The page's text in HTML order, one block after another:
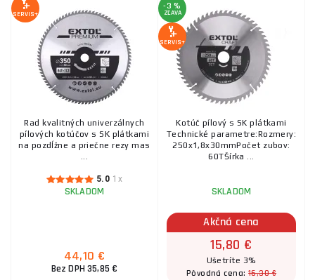
SERVIS+
Rad kvalitných univerzálnych
pílových kotúčov s SK plátkami
na pozdĺžne a priečne rezy mas
...
5.0 1x
SKLADOM
44,10 €
Bez DPH 35,85 €
-3 %
ZĽAVA
SERVIS+
Kotúč pílový s SK plátkami
Technické parametre:Rozmery:
250x1,8x30mmPočet zubov:
60TŠírka ...
SKLADOM
Akčná cena
15,80 €
Ušetríte 3%
Pôvodná cena:16,30 €